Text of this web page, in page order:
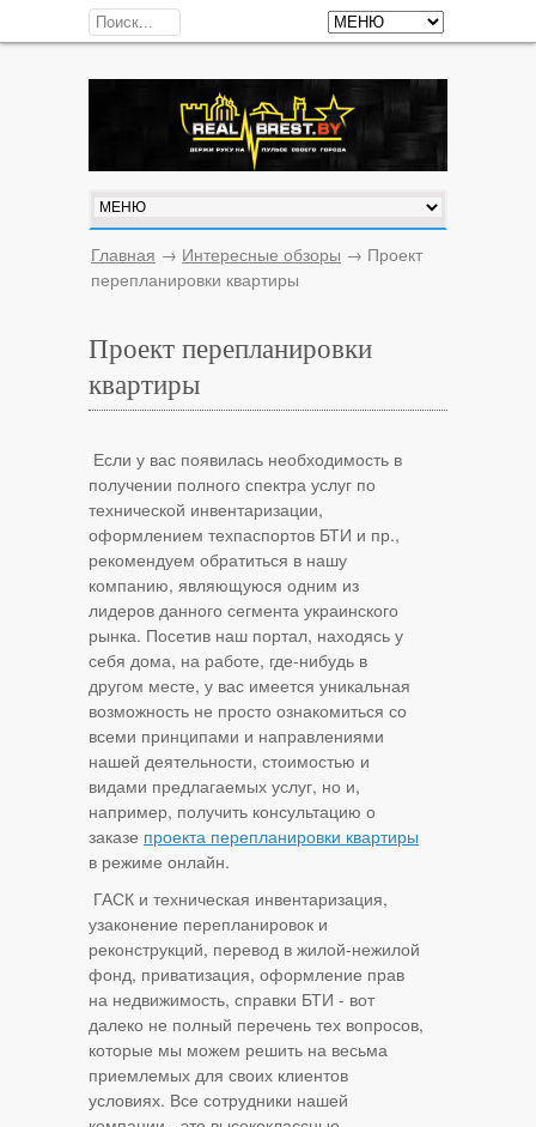
Главная → Интересные обзоры → Проект
перепланировки квартиры
Проект перепланировки
квартиры
Если у вас появилась необходимость в
получении полного спектра услуг по
технической инвентаризации,
оформлением техпаспортов БТИ и пр.,
рекомендуем обратиться в нашу
компанию, являющуюся одним из
лидеров данного сегмента украинского
рынка. Посетив наш портал, находясь у
себя дома, на работе, где-нибудь в
другом месте, у вас имеется уникальная
возможность не просто ознакомиться со
всеми принципами и направлениями
нашей деятельности, стоимостью и
видами предлагаемых услуг, но и,
например, получить консультацию о
заказе проекта перепланировки квартиры
в режиме онлайн.
ГАСК и техническая инвентаризация,
узаконение перепланировок и
реконструкций, перевод в жилой-нежилой
фонд, приватизация, оформление прав
на недвижимость, справки БТИ - вот
далеко не полный перечень тех вопросов,
которые мы можем решить на весьма
приемлемых для своих клиентов
условиях. Все сотрудники нашей